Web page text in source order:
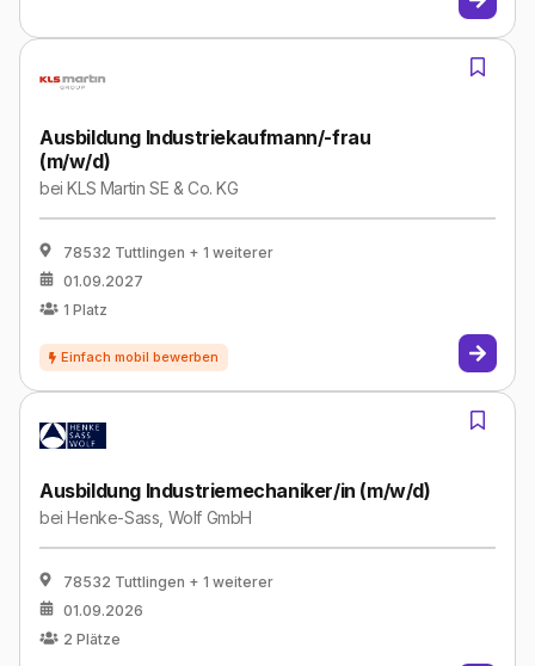
Ausbildung Industriekaufmann/-frau
(m/w/d)
beiKLS Martin SE & Co. KG
78532 Tuttlingen + 1 weiterer
01.09.2027
1 Platz
Ausbildung Industriemechaniker/in (m/w/d)
beiHenke-Sass, Wolf GmbH
78532 Tuttlingen + 1 weiterer
01.09.2026
2 Plätze